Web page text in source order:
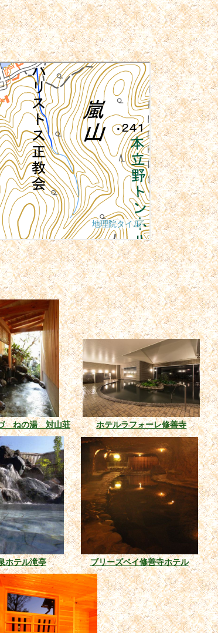
ねの湯 対山荘 ホテルラフォーレ修善寺
ホテル滝亭 ブリーズベイ修善寺ホテル